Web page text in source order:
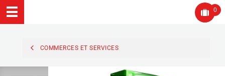
0
COMMERCES ET SERVICES